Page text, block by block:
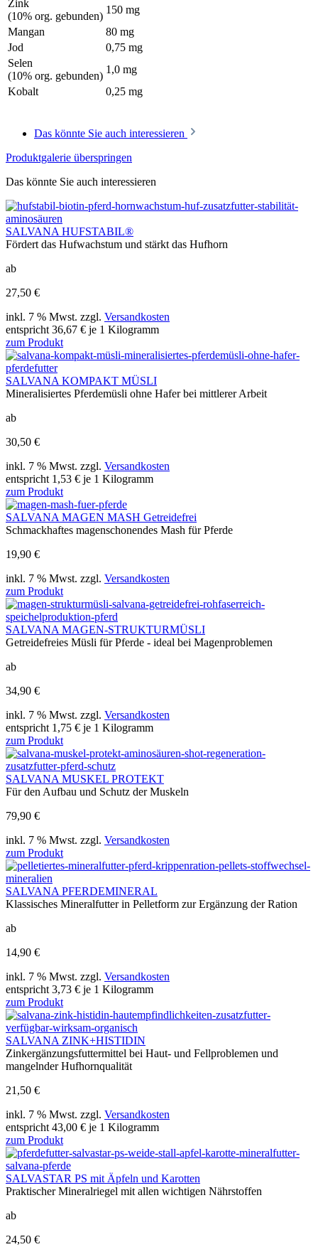
Zink
(10% org. gebunden)
150 mg
Mangan
80 mg
Jod
0,75 mg
Selen
(10% org. gebunden)
1,0 mg
Kobalt
0,25 mg
Das könnte Sie auch interessieren
Produktgalerie überspringen
Das könnte Sie auch interessieren
SALVANA HUFSTABIL®
Fördert das Hufwachstum und stärkt das Hufhorn
ab
27,50 €
inkl. 7 % Mwst. zzgl. Versandkosten
entspricht 36,67 € je 1 Kilogramm
zum Produkt
SALVANA KOMPAKT MÜSLI
Mineralisiertes Pferdemüsli ohne Hafer bei mittlerer Arbeit
ab
30,50 €
inkl. 7 % Mwst. zzgl. Versandkosten
entspricht 1,53 € je 1 Kilogramm
zum Produkt
SALVANA MAGEN MASH Getreidefrei
Schmackhaftes magenschonendes Mash für Pferde
19,90 €
inkl. 7 % Mwst. zzgl. Versandkosten
zum Produkt
SALVANA MAGEN-STRUKTURMÜSLI
Getreidefreies Müsli für Pferde - ideal bei Magenproblemen
ab
34,90 €
inkl. 7 % Mwst. zzgl. Versandkosten
entspricht 1,75 € je 1 Kilogramm
zum Produkt
SALVANA MUSKEL PROTEKT
Für den Aufbau und Schutz der Muskeln
79,90 €
inkl. 7 % Mwst. zzgl. Versandkosten
zum Produkt
SALVANA PFERDEMINERAL
Klassisches Mineralfutter in Pelletform zur Ergänzung der Ration
ab
14,90 €
inkl. 7 % Mwst. zzgl. Versandkosten
entspricht 3,73 € je 1 Kilogramm
zum Produkt
SALVANA ZINK+HISTIDIN
Zinkergänzungsfuttermittel bei Haut- und Fellproblemen und
mangelnder Hufhornqualität
21,50 €
inkl. 7 % Mwst. zzgl. Versandkosten
entspricht 43,00 € je 1 Kilogramm
zum Produkt
SALVASTAR PS mit Äpfeln und Karotten
Praktischer Mineralriegel mit allen wichtigen Nährstoffen
ab
24,50 €